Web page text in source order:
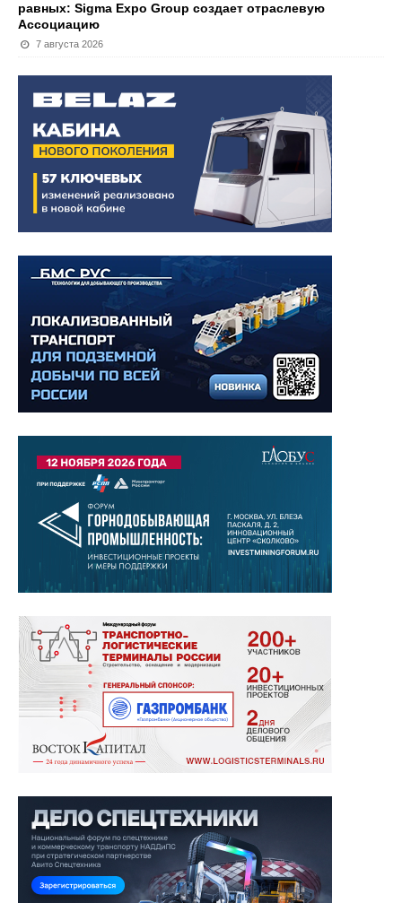
равных: Sigma Expo Group создает отраслевую
Ассоциацию
7 августа 2026